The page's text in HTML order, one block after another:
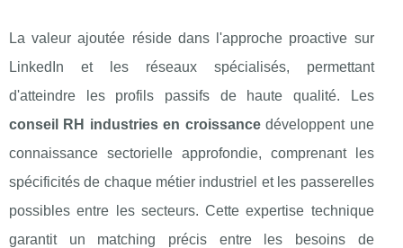
La valeur ajoutée réside dans l'approche proactive sur
LinkedIn et les réseaux spécialisés, permettant
d'atteindre les profils passifs de haute qualité. Les
conseil RH industries en croissancedéveloppent une
connaissance sectorielle approfondie, comprenant les
spécificités de chaque métier industriel et les passerelles
possibles entre les secteurs. Cette expertise technique
garantit un matching précis entre les besoins de